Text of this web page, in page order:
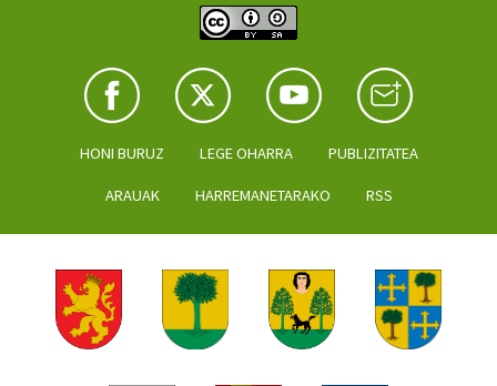
HONI BURUZ LEGE OHARRA PUBLIZITATEA
ARAUAK HARREMANETARAKO RSS